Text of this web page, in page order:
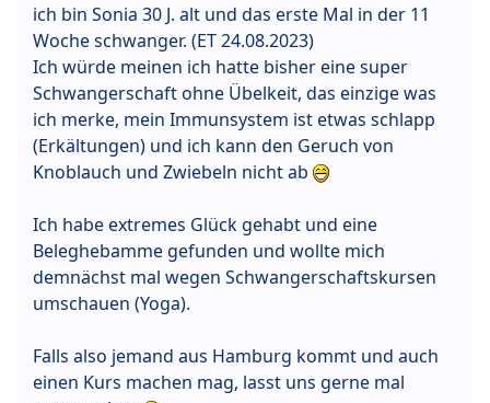
ich bin Sonia 30 J. alt und das erste Mal in der 11
Woche schwanger. (ET 24.08.2023)
Ich würde meinen ich hatte bisher eine super
Schwangerschaft ohne Übelkeit, das einzige was
ich merke, mein Immunsystem ist etwas schlapp
(Erkältungen) und ich kann den Geruch von
Knoblauch und Zwiebeln nicht ab
Ich habe extremes Glück gehabt und eine
Beleghebamme gefunden und wollte mich
demnächst mal wegen Schwangerschaftskursen
umschauen (Yoga).
Falls also jemand aus Hamburg kommt und auch
einen Kurs machen mag, lasst uns gerne mal